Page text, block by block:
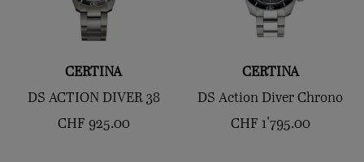
CERTINA
DS ACTION DIVER 38
CHF 925.00
CERTINA
DS Action Diver Chrono
CHF 1'795.00